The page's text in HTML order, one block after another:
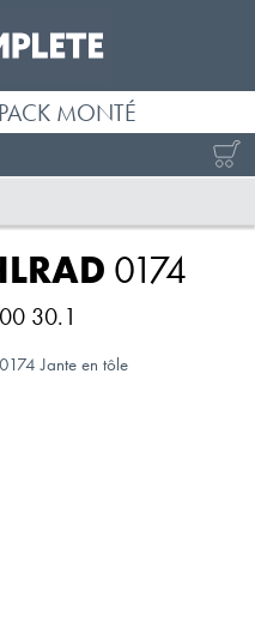
MONTÉ
0174
30.1